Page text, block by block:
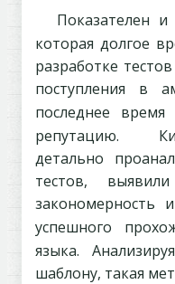
Показателен
которая долгое
разработке
поступления в
последнее время
репутацию.
детально
тестов,
закономерность
успешного
языка.
шаблону, такая